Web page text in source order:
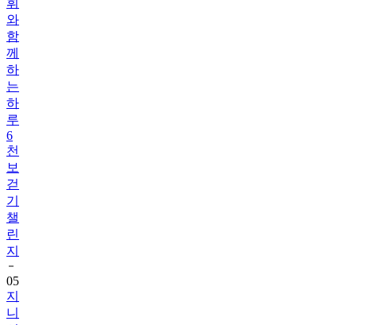
함
께
하
는
하
루
6
천
보
걷
기
챌
린
지
05
지
니
어
트